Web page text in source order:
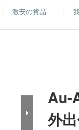
激安の貨品
Au-
外